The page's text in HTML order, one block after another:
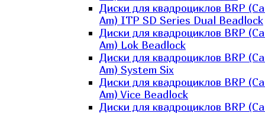
Диски для квадроциклов BRP
Am) ITP SD Series Dual Beadlock
Диски для квадроциклов BRP
Am) Lok Beadlock
Диски для квадроциклов BRP
Am) System Six
Диски для квадроциклов BRP
Am) Vice Beadlock
Диски для квадроциклов BRP